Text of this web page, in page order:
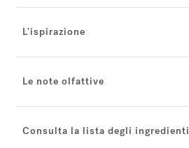
L'ispirazione
Le note olfattive
Consulta la lista degli ingredienti